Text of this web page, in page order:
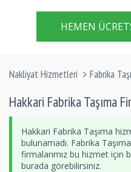
HEMEN
Nakliyat Hizmetleri Fabrika
Hakkari Fabrika Taşıma
Hakkari Fabrika Taşıma
bulunamadı. Fabrika
firmalarımız bu hizmet için
burada görebilirsiniz.